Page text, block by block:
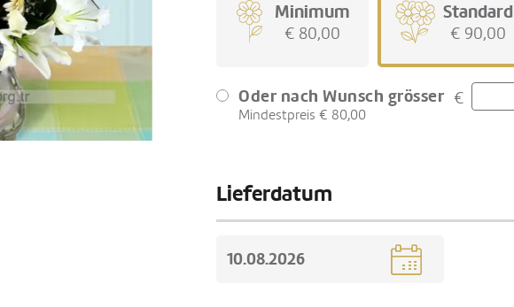
Minimum
€ 80,00
Standard
€ 90,00
Oder nach Wunsch grösser
Mindestpreis € 80,00
€
Lieferdatum